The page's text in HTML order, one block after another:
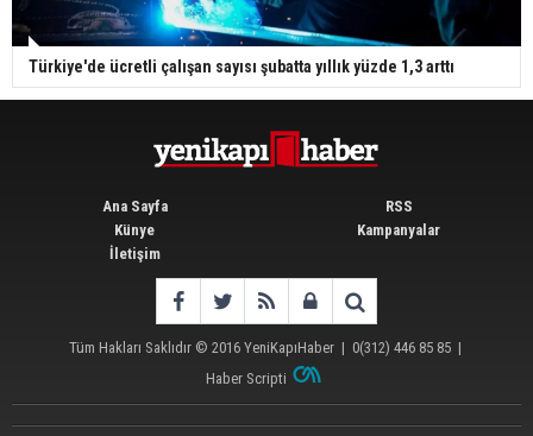
Türkiye'de ücretli çalışan sayısı şubatta yıllık yüzde 1,3 arttı
Ana Sayfa
Künye
İletişim
RSS
Kampanyalar
Tüm Hakları Saklıdır © 2016 YeniKapıHaber| 0(312) 446 85 85|
Haber Scripti